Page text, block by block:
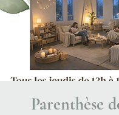
Parenthèse